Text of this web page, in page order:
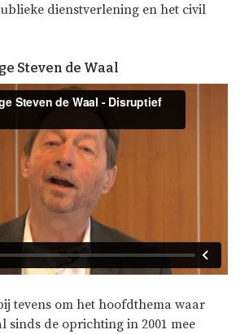
dienstverlening en het civil
Steven de Waal
tevens om het hoofdthema waar
sinds de oprichting in 2001 mee